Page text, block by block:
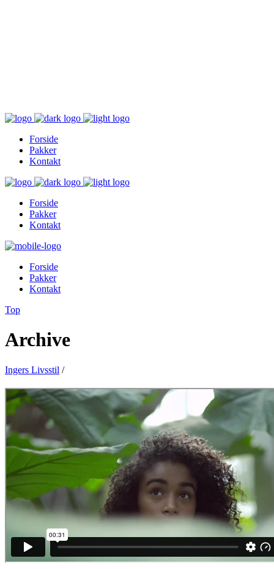
Forside
Pakker
Kontakt
Forside
Pakker
Kontakt
Forside
Pakker
Kontakt
Top
Archive
Ingers Livsstil /